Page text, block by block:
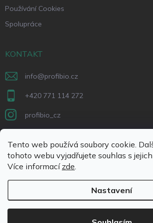
Tento web používá soubory cookie.
tohoto webu vyjadřujete souhlas s
Více informací zde.
Nastavení
Používání Cookies
Spolupráce
KONTAKT
info@profibio.cz
+420 771 114 272
profibio_cz
PŘIJÍMÁME ONLINE PLATBY